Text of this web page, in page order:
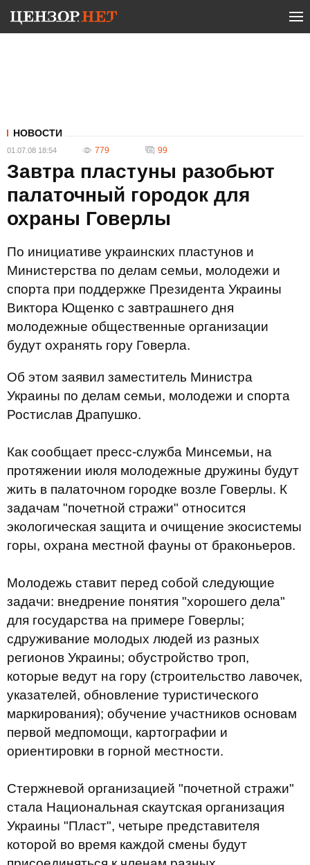
НОВОСТИ
01.07.08 18:54 779 99
Завтра пластуны разобьют
палаточный городок для
охраны Говерлы
По инициативе украинских пластунов и
Министерства по делам семьи, молодежи и
спорта при поддержке Президента Украины
Виктора Ющенко с завтрашнего дня
молодежные общественные организации
будут охранять гору Говерла.
Об этом заявил заместитель Министра
Украины по делам семьи, молодежи и спорта
Ростислав Драпушко.
Как сообщает пресс-служба Минсемьи, на
протяжении июля молодежные дружины будут
жить в палаточном городке возле Говерлы. К
задачам "почетной стражи" относится
экологическая защита и очищение экосистемы
горы, охрана местной фауны от браконьеров.
Молодежь ставит перед собой следующие
задачи: внедрение понятия "хорошего дела"
для государства на примере Говерлы;
сдруживание молодых людей из разных
регионов Украины; обустройство троп,
которые ведут на гору (строительство лавочек,
указателей, обновление туристического
маркирования); обучение участников основам
первой медпомощи, картографии и
ориентировки в горной местности.
Стержневой организацией "почетной стражи"
стала Национальная скаутская организация
Украины "Пласт", четыре представителя
которой во время каждой смены будут